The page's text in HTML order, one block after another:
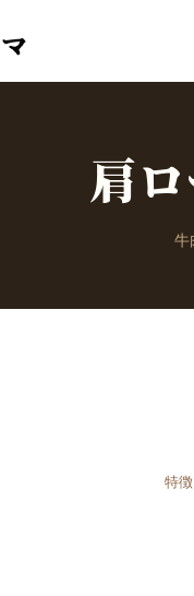
肩
牛
特